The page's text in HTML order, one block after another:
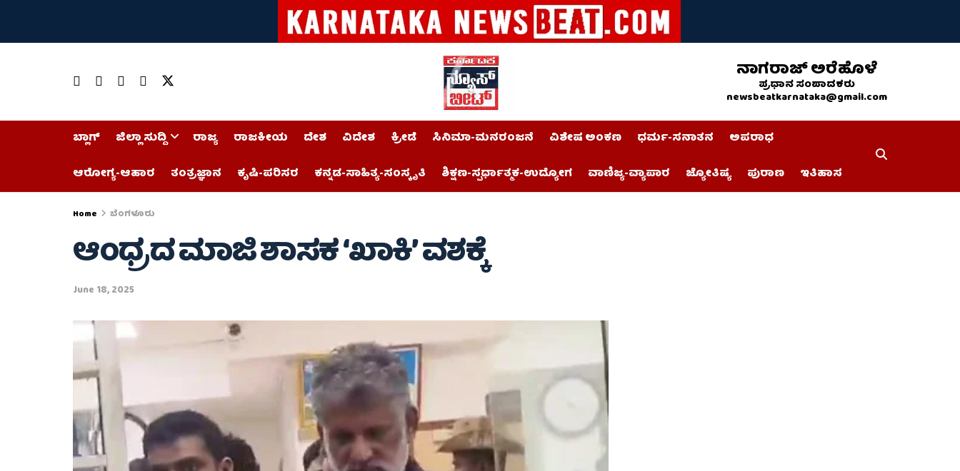
ನಾಗರಾಜ್ ಅರೆಹೊಳೆ
ಪ್ರಧಾನ ಸಂಪಾದಕರು
newsbeatkarnataka@gmail.com
ಬ್ಲಾಗ್ ಜಿಲ್ಲಾ ಸುದ್ದಿ ರಾಜ್ಯ ರಾಜಕೀಯ ದೇಶ ವಿದೇಶ ಕ್ರೀಡೆ ಸಿನಿಮಾ-ಮನರಂಜನೆ ವಿಶೇಷ ಅಂಕಣ ಧರ್ಮ-ಸನಾತನ
ಅಪರಾಧ
ಆರೋಗ್ಯ-ಆಹಾರ
ತಂತ್ರಜ್ಞಾನ ಕೃಷಿ-ಪರಿಸರ ಕನ್ನಡ-ಸಾಹಿತ್ಯ-ಸಂಸ್ಕೃತಿ ಶಿಕ್ಷಣ-ಸ್ಪರ್ಧಾತ್ಮಕ-ಉದ್ಯೋಗ ವಾಣಿಜ್ಯ-ವ್ಯಾಪಾರ ಜ್ಯೋತಿಷ್ಯ ಪುರಾಣ ಇತಿಹಾಸ
Home ಬೆಂಗಳೂರು
ಆಂಧ್ರದ ಮಾಜಿ ಶಾಸಕ ʻಖಾಕಿʼ ವಶಕ್ಕೆ
June 18, 2025